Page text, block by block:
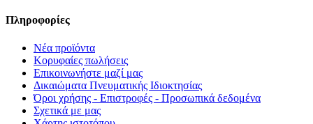
Πληροφορίες
Νέα προϊόντα
Κορυφαίες πωλήσεις
Επικοινωνήστε μαζί μας
Δικαιώματα Πνευματικής Ιδιοκτησίας
Όροι χρήσης - Επιστροφές - Προσωπικά δεδομένα
Σχετικά με μας